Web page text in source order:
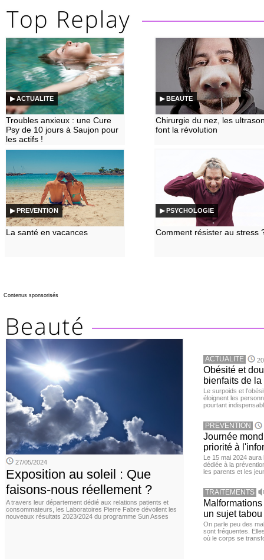
▶ ACTUALITE
Troubles anxieux : une Cure
Psy de 10 jours à Saujon pour
les actifs !
▶ BEAUTE
Chirurgie du nez, les
font la révolution
▶ PREVENTION
La santé en vacances
▶ PSYCHOLOGIE
Comment résister au stress
Contenus sponsorisés
27/05/2024
Exposition au soleil : Que
faisons-nous réellement ?
A travers leur département dédié aux relations patients et
consommateurs, les Laboratoires Pierre Fabre dévoilent les
nouveaux résultats 2023/2024 du programme Sun Asses
ACTUALITE
Obésité et
bienfaits de
Le surpoids et
éloignent les
pourtant
PREVENTION
Journée
priorité à
Le 15 mai 2024 aura
dédiée à la
les parents et les
TRAITEMENTS
un sujet tabou
On parle peu des
sont fréquentes.
où le corps se